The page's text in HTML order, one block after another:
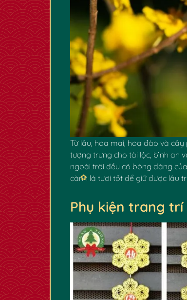
Từ lâu, hoa mai, hoa đào và
tượng trưng cho tài lộc, bình an
ngoài trời đều có bóng dáng
cành lá tươi tốt để giữ được lâu
Phụ kiện trang trí
✿